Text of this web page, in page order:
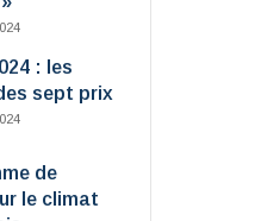
: les
sept prix
de
le climat